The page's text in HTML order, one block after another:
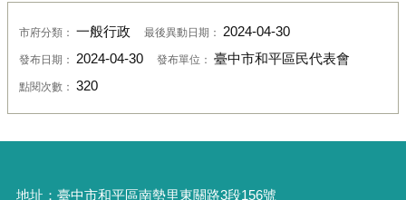
市府分類： 一般行政 最後異動日期： 2024-04-30
發布日期： 2024-04-30 發布單位： 臺中市和平區民代表會
點閱次數： 320
地址： 臺中市和平區南勢里東關路3段156號